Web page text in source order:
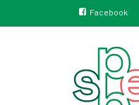
Facebook